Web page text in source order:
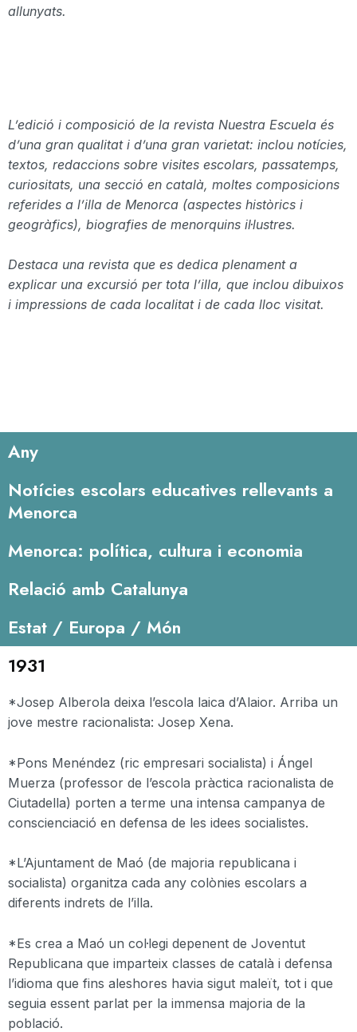
allunyats.
L’edició i composició de la revista Nuestra Escuela és
d’una gran qualitat i d’una gran varietat: inclou notícies,
textos, redaccions sobre visites escolars, passatemps,
curiositats, una secció en català, moltes composicions
referides a l’illa de Menorca (aspectes històrics i
geogràfics), biografies de menorquins il·lustres.
Destaca una revista que es dedica plenamenta
explicar una excursió per tota l’illa, que inclou dibuixos
i impressions de cada localitat i de cada lloc visitat.
Any
Notícies escolars educatives rellevants a
Menorca
Menorca: política, cultura i economia
Relació amb Catalunya
Estat / Europa / Món
1931
*Josep Alberola deixa l’escola laica d’Alaior. Arriba un
jove mestre racionalista: Josep Xena.
*Pons Menéndez (ric empresari socialista) i Ángel
Muerza (professor de l’escola pràctica racionalista de
Ciutadella) porten a terme una intensa campanya de
conscienciació en defensa de les idees socialistes.
*L’Ajuntament de Maó (de majoria republicana i
socialista) organitza cada any colònies escolars a
diferents indrets de l’illa.
*Es crea a Maó un col·legi depenent de Joventut
Republicana que imparteix classes de català i defensa
l’idioma que fins aleshores havia sigut maleït, tot i que
seguia essent parlat per la immensa majoria de la
població.